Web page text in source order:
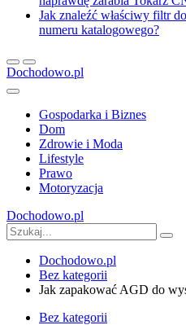
Jak znaleźć właściwy filtr
numeru katalogowego?
Dochodowo.pl
Gospodarka i Biznes
Dom
Zdrowie i Moda
Lifestyle
Prawo
Motoryzacja
Dochodowo.pl
Dochodowo.pl
Bez kategorii
Jak zapakować AGD do
Bez kategorii